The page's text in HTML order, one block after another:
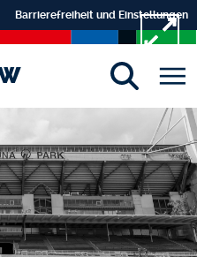
Direkt zum Inhalt
Select your language
Barrierefreiheit und Einstellungen